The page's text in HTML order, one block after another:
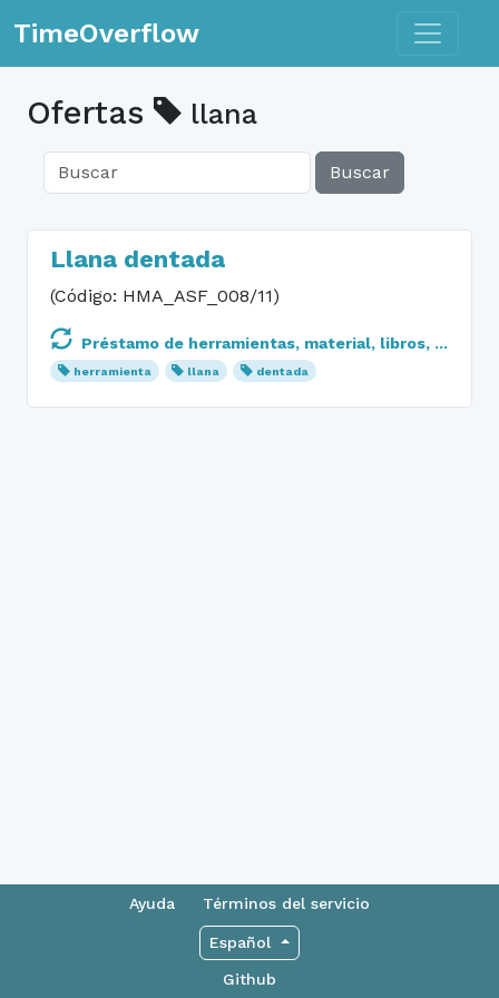
TimeOverflow Toggle
Ofertas llana
Buscar
Llana dentada
(Código: HMA_ASF_008/11)
Préstamo de herramientas, material, libros, ...
herramienta llana dentada
Ayuda Términos del servicio
Español
Github